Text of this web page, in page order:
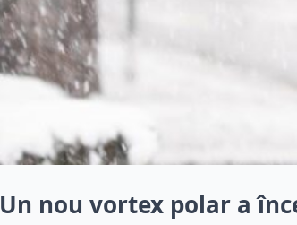
Un nou vortex polar a